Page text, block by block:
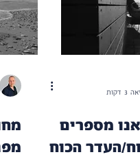
דקות
מספרים
העדר הכוח